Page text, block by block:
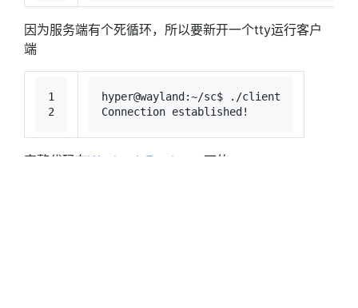
因为服务端有个死循环，所以要新开一个tty运行客户
端
1
2
hyper@wayland:~/sc$ ./client
Connection established!
完整代码在Wayland_Freshman 下的